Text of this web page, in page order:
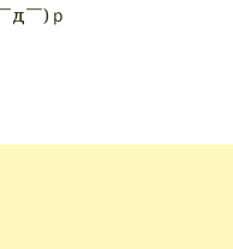
д￣)ｐ